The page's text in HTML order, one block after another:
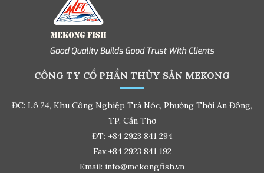
CÔNG TY CỔ PHẦN THỦY SẢN MEKONG
ĐC: Lô 24, Khu Công Nghiệp Trà Nóc, Phường Thới An Đông,
TP. Cần Thơ
ĐT: +84 2923 841 294
Fax:+84 2923 841 192
Email: info@mekongfish.vn